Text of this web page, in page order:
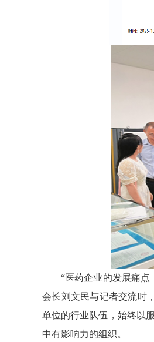
“医药企业的发展痛
会长刘文民与记者交流时
单位的行业队伍，始终以
中有影响力的组织。